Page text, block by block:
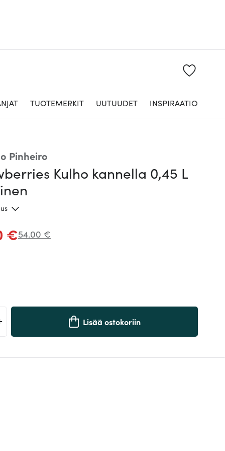
TUOTEMERKIT UUTUUDET INSPIRAATIO
Pinheiro
Kulho kannella 0,45 L
€54.00 €
Lisää ostokoriin